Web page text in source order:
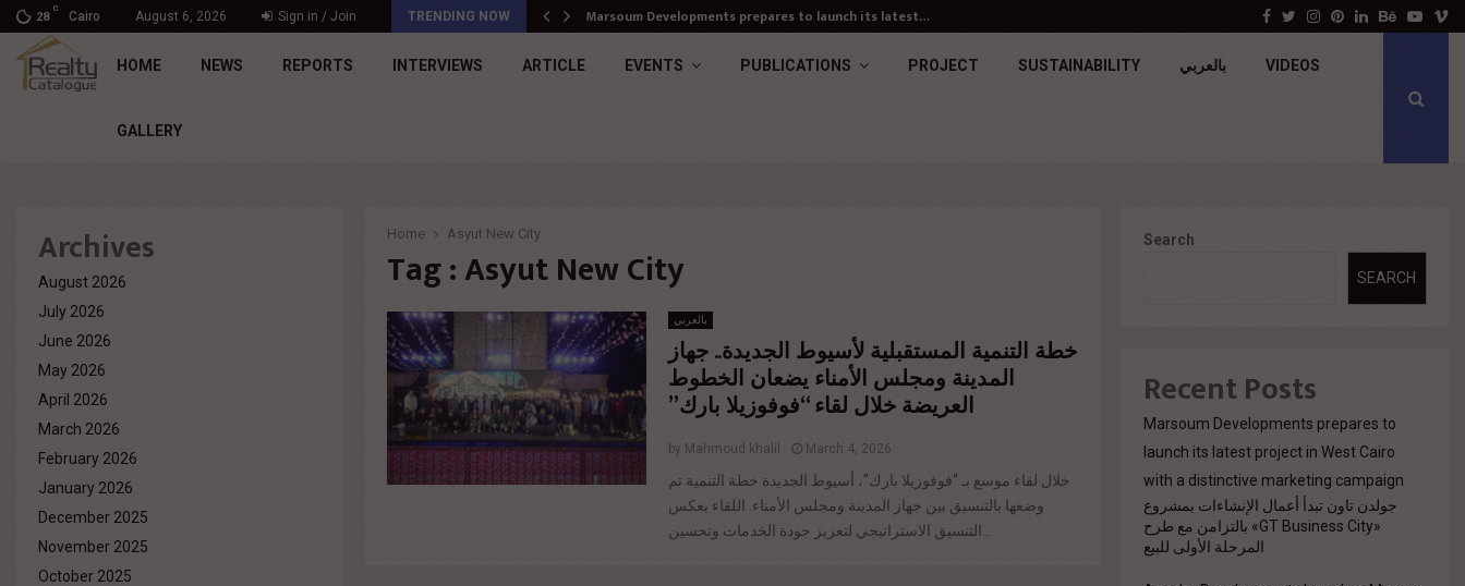
28
C
Cairo August 6, 2026 Sign in / Join TRENDING NOW د. محمد راشد: Market Dynamics أصبحت المعيار… Marsoum Developments prepares to launch its latest… جولدن تاون تبدأ أعمال الإنشاءات بمشروع «GT… Facebook
Twitter
Instagram
Pinterest
LinkedinBehance
HOME NEWS REPORTS INTERVIEWS ARTICLE EVENTS PUBLICATIONS PROJECT SUSTAINABILITY بالعربي VIDEOS
GALLERY
Home Asyut New City
Tag : Asyut New City
بالعربي
خطة التنمية المستقبلية لأسيوط الجديدة.. جهاز
المدينة ومجلس الأمناء يضعان الخطوط
العريضة خلال لقاء “فوفوزيلا بارك”
by Mahmoud khalil March 4, 2026
خلال لقاء موسع بـ “فوفوزيلا بارك”، أسيوط الجديدة خطة التنمية تم
وضعها بالتنسيق بين جهاز المدينة ومجلس الأمناء. اللقاء يعكس
Archives
August 2026
July 2026
June 2026
May 2026
April 2026
March 2026
February 2026
January 2026
December 2025
November 2025
October 2025
Search
SEARCH
Recent Posts
Marsoum Developments prepares to
launch its latest project in West Cairo
with a distinctive marketing campaign
جولدن تاون تبدأ أعمال الإنشاءات بمشروع
«GT Business City» بالتزامن مع طرح
المرحلة الأولى للبيع